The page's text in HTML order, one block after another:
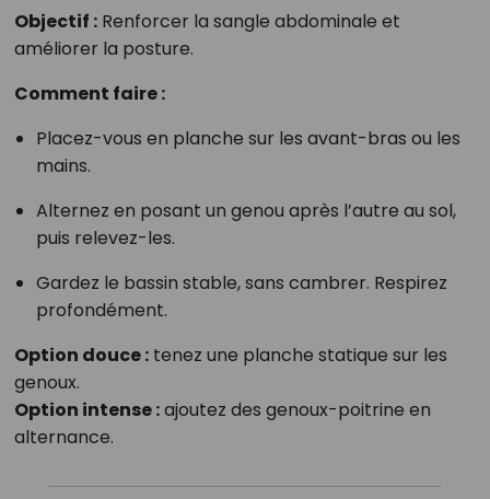
Objectif :Renforcer la sangle abdominale et
améliorer la posture.
Comment faire :
Placez-vous en planche sur les avant-bras ou les
mains.
Alternez en posant un genou après l’autre au sol,
puis relevez-les.
Gardez le bassin stable, sans cambrer. Respirez
profondément.
Option douce :tenez une planche statique sur les
genoux.
Option intense :ajoutez des genoux-poitrine en
alternance.